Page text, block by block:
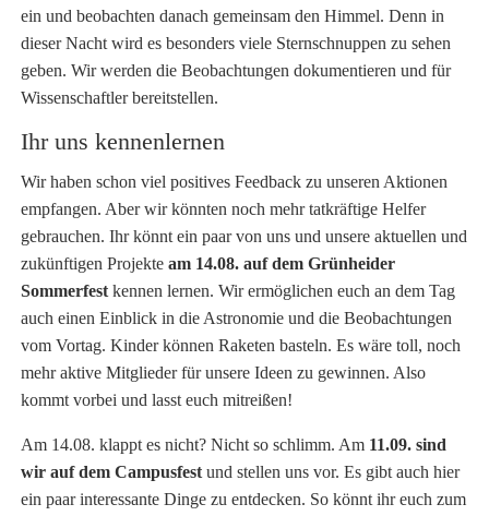
ein und beobachten danach gemeinsam den Himmel. Denn in
dieser Nacht wird es besonders viele Sternschnuppen zu sehen
geben. Wir werden die Beobachtungen dokumentieren und für
Wissenschaftler bereitstellen.
Ihr uns kennenlernen
Wir haben schon viel positives Feedback zu unseren Aktionen
empfangen. Aber wir könnten noch mehr tatkräftige Helfer
gebrauchen. Ihr könnt ein paar von uns und unsere aktuellen und
zukünftigen Projekteam 14.08. auf dem Grünheider
Sommerfest kennen lernen. Wir ermöglichen euch an dem Tag
auch einen Einblick in die Astronomie und die Beobachtungen
vom Vortag. Kinder können Raketen basteln. Es wäre toll, noch
mehr aktive Mitglieder für unsere Ideen zu gewinnen. Also
kommt vorbei und lasst euch mitreißen!
Am 14.08. klappt es nicht? Nicht so schlimm. Am 11.09. sind
wir auf dem Campusfestund stellen uns vor. Es gibt auch hier
ein paar interessante Dinge zu entdecken. So könnt ihr euch zum